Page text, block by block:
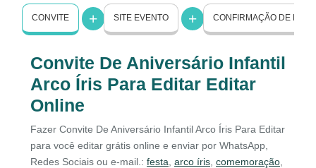
CONVITE SITE EVENTO CONFIRMAÇÃO DE
Convite De Aniversário Infantil
Arco Íris Para Editar Editar
Online
Fazer Convite De Aniversário Infantil Arco Íris Para Editar
para você editar grátis online e enviar por WhatsApp,
Redes Sociais ou e-mail.: festa arco íris comemoração